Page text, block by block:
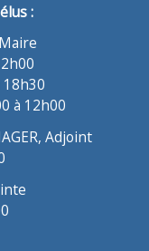
:
à 12h00
Adjoint